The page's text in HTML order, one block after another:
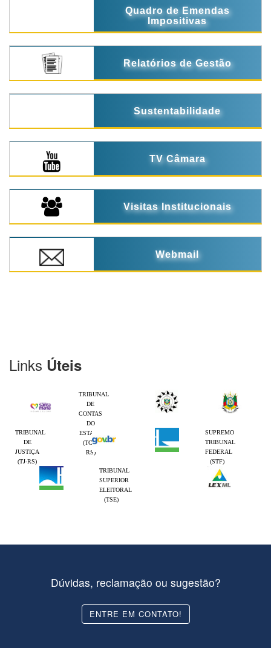
Quadro de Emendas
Impositivas
Relatórios de Gestão
Sustentabilidade
TV Câmara
Visitas Institucionais
Webmail
Links Úteis
TRIBUNAL
DE
CONTAS
DO
ESTADO
(TCE-
RS)
TRIBUNAL
DE
JUSTIÇA
(TJ-RS)
SUPREMO
TRIBUNAL
FEDERAL
(STF)
TRIBUNAL
SUPERIOR
ELEITORAL
(TSE)
Dúvidas, reclamação ou sugestão?
ENTRE EM CONTATO!